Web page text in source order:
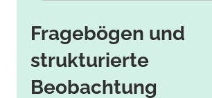
Fragebögen und
strukturierte
Beobachtung